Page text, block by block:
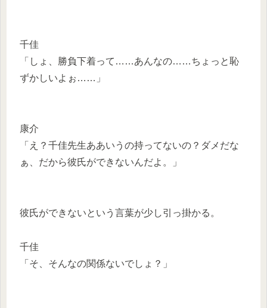
千佳
「しょ、勝負下着って……あんなの……ちょっと恥
ずかしいよぉ……」
康介
「え？千佳先生ああいうの持ってないの？ダメだな
ぁ、だから彼氏ができないんだよ。」
彼氏ができないという言葉が少し引っ掛かる。
千佳
「そ、そんなの関係ないでしょ？」